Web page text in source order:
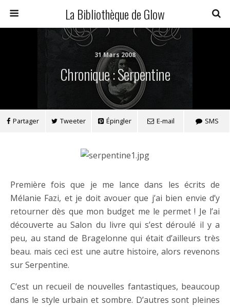
La Bibliothèque de Glow
31 Mars 2008
Chronique : Serpentine
Partager Tweeter Épingler E-mail SMS
Première fois que je me lance dans les écrits de
Mélanie Fazi, et je doit avouer que j’ai bien envie d’y
retourner dès que mon budget me le permet ! Je l’ai
découverte au Salon du livre qui s’est déroulé il y a
peu, au stand de Bragelonne qui était d’ailleurs très
beau. mais ceci est une autre histoire, alors revenons
sur Serpentine.
C’est un recueil de nouvelles fantastiques, beaucoup
dans le style urbain et sombre. D’autres sont pleines